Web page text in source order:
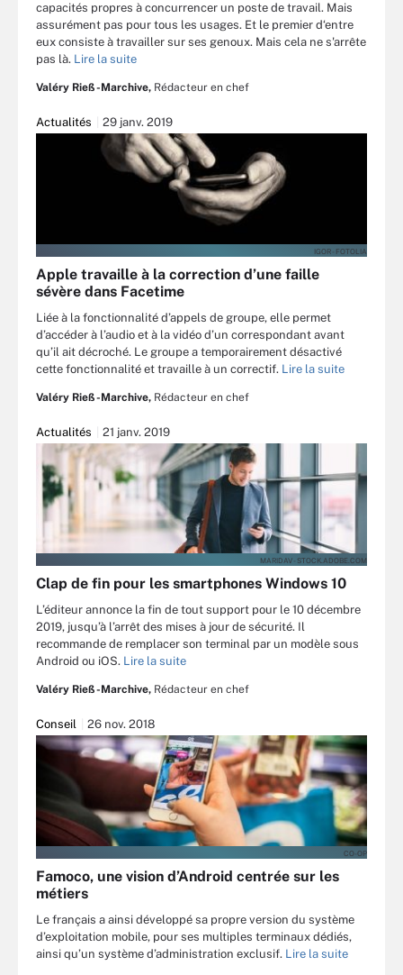
capacités propres à concurrencer un poste de travail. Mais
assurément pas pour tous les usages. Et le premier d‘entre
eux consiste à travailler sur ses genoux. Mais cela ne s'arrête
pas là. Lire la suite
Valéry Rieß-Marchive, Rédacteur en chef
Actualités 29 janv. 2019
IGOR - FOTOLIA
Apple travaille à la correction d’une faille
sévère dans Facetime
Liée à la fonctionnalité d’appels de groupe, elle permet
d’accéder à l’audio et à la vidéo d’un correspondant avant
qu’il ait décroché. Le groupe a temporairement désactivé
cette fonctionnalité et travaille à un correctif. Lire la suite
Valéry Rieß-Marchive, Rédacteur en chef
Actualités 21 janv. 2019
MARIDAV - STOCK.ADOBE.COM
Clap de fin pour les smartphones Windows 10
L’éditeur annonce la fin de tout support pour le 10 décembre
2019, jusqu’à l’arrêt des mises à jour de sécurité. Il
recommande de remplacer son terminal par un modèle sous
Android ou iOS. Lire la suite
Valéry Rieß-Marchive, Rédacteur en chef
Conseil 26 nov. 2018
CO-OP
Famoco, une vision d’Android centrée sur les
métiers
Le français a ainsi développé sa propre version du système
d’exploitation mobile, pour ses multiples terminaux dédiés,
ainsi qu’un système d’administration exclusif. Lire la suite